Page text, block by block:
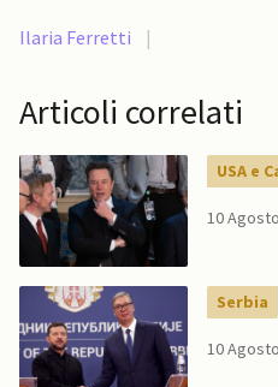
Ilaria Ferretti |
Articoli correlati
USA e
10
Serbia
10